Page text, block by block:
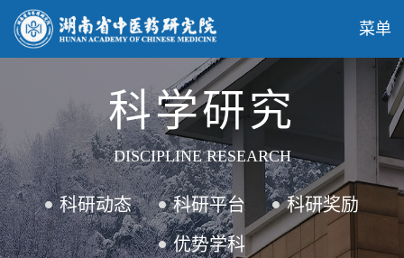
菜单
科学研究
DISCIPLINE RESEARCH
科研动态 科研平台
科研奖励
优势学科